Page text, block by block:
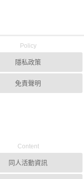
Policy
隱私政策
免責聲明
Content
同人活動資訊